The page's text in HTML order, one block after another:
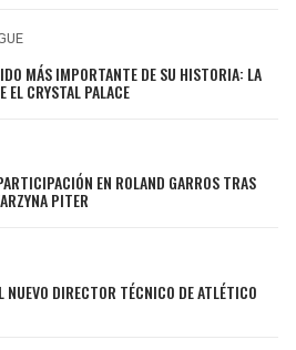
MÁS IMPORTANTE DE SU HISTORIA: LA
EL CRYSTAL PALACE
EN ROLAND GARROS TRAS
PITER
NUEVO DIRECTOR TÉCNICO DE ATLÉTICO